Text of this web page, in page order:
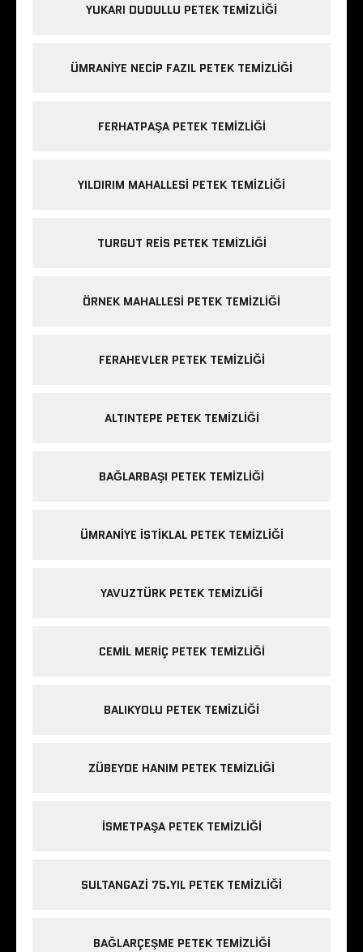
YUKARI DUDULLU PETEK TEMIZLIĞI
ÜMRANIYE NECIP FAZIL PETEK TEMIZLIĞI
FERHATPAŞA PETEK TEMIZLIĞI
YILDIRIM MAHALLESI PETEK TEMIZLIĞI
TURGUT REIS PETEK TEMIZLIĞI
ÖRNEK MAHALLESI PETEK TEMIZLIĞI
FERAHEVLER PETEK TEMIZLIĞI
ALTINTEPE PETEK TEMIZLIĞI
BAĞLARBAŞI PETEK TEMIZLIĞI
ÜMRANIYE ISTIKLAL PETEK TEMIZLIĞI
YAVUZTÜRK PETEK TEMIZLIĞI
CEMIL MERIÇ PETEK TEMIZLIĞI
BALIKYOLU PETEK TEMIZLIĞI
ZÜBEYDE HANIM PETEK TEMIZLIĞI
ISMETPAŞA PETEK TEMIZLIĞI
SULTANGAZI 75.YIL PETEK TEMIZLIĞI
BAĞLARÇEŞME PETEK TEMIZLIĞI